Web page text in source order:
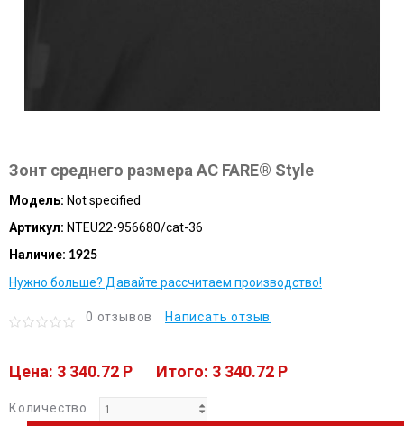
Зонт среднего размера AC FARE® Style
Модель: Not specified
Артикул: NTEU22-956680/cat-36
Наличие: 1925
Нужно больше? Давайте рассчитаем производство!
0 отзывов Написать отзыв
Цена: 3 340.72 P Итого: 3 340.72 P
Количество